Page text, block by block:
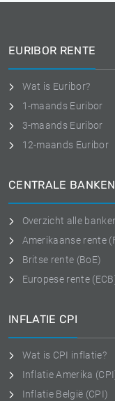
EURIBOR RENTE
Wat is Euribor?
1-maands Euribor
3-maands Euribor
12-maands Euribor
CENTRALE BANKEN
Overzicht alle
Amerikaanse rente
Britse rente (BoE)
Europese rente
INFLATIE CPI
Wat is CPI inflatie?
Inflatie Amerika
Inflatie België (CPI)